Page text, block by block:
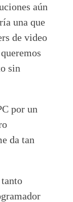
aún
una que
de video
sin
por un
da tan